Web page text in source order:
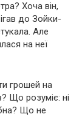
Хоча він,
до Зойки-
Але
на неї
грошей на
Що розуміє: ні
Що не